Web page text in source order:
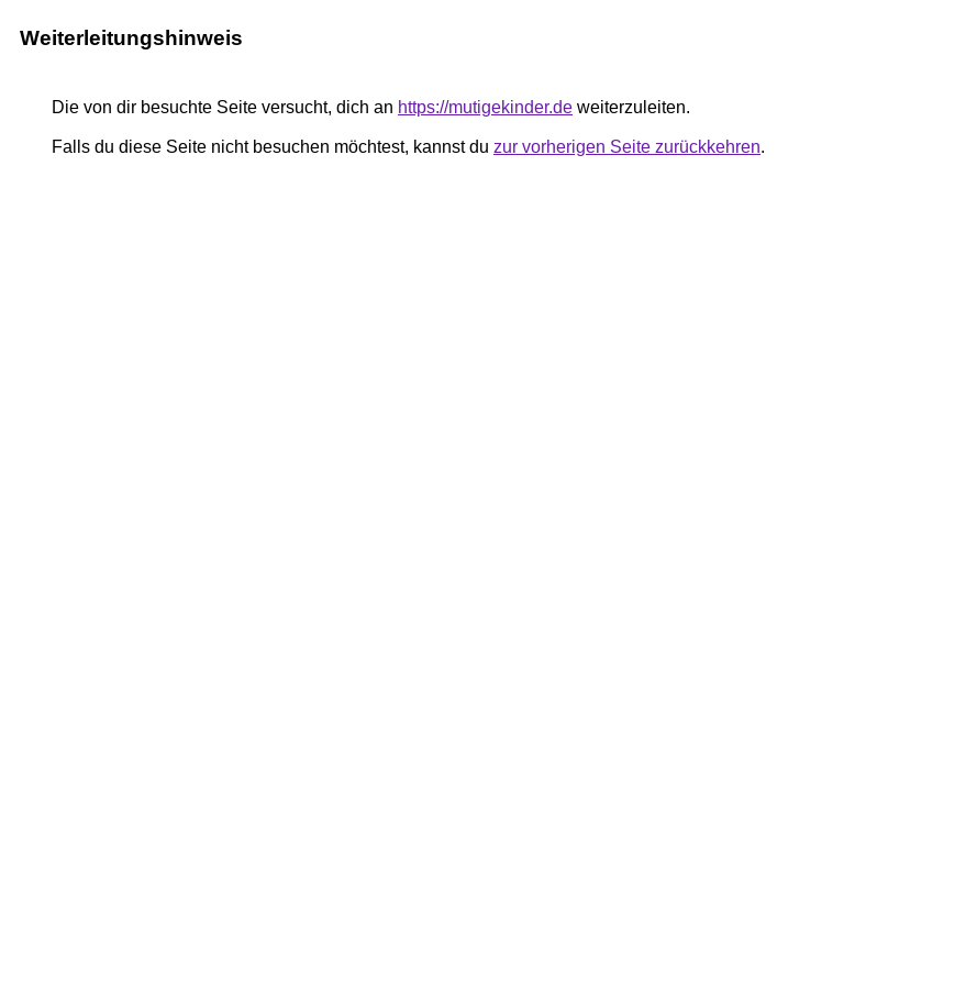
Weiterleitungshinweis
Die von dir besuchte Seite versucht, dich an https://mutigekinder.de weiterzuleiten.
Falls du diese Seite nicht besuchen möchtest, kannst du zur vorherigen Seite zurückkehren.